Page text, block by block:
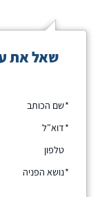
שאל את
שם הכותב
דוא"ל
טלפון
נושא הפניה